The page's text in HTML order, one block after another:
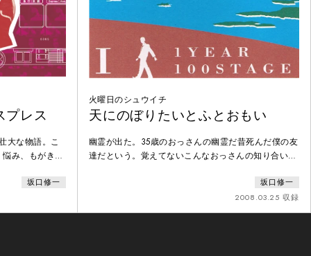
プレス
大な物語。こ
み、もがき、
と笑いと涙で
坂口修一
火曜日のシュウイチ
天にのぼりたいとふとおもい
幽霊が出た。35歳のおっさんの幽霊だ昔死んだ僕の友
達だという。覚えてないこんなおっさんの知り合いは
重ねてきたのだという。じっと見てた。僕のことを。
知らなかったじゃいまさらどうしてそれを言いに来た
の？彼はわかってほしい、という。わかりあいたいの
坂口修一
2008.03.25 収録